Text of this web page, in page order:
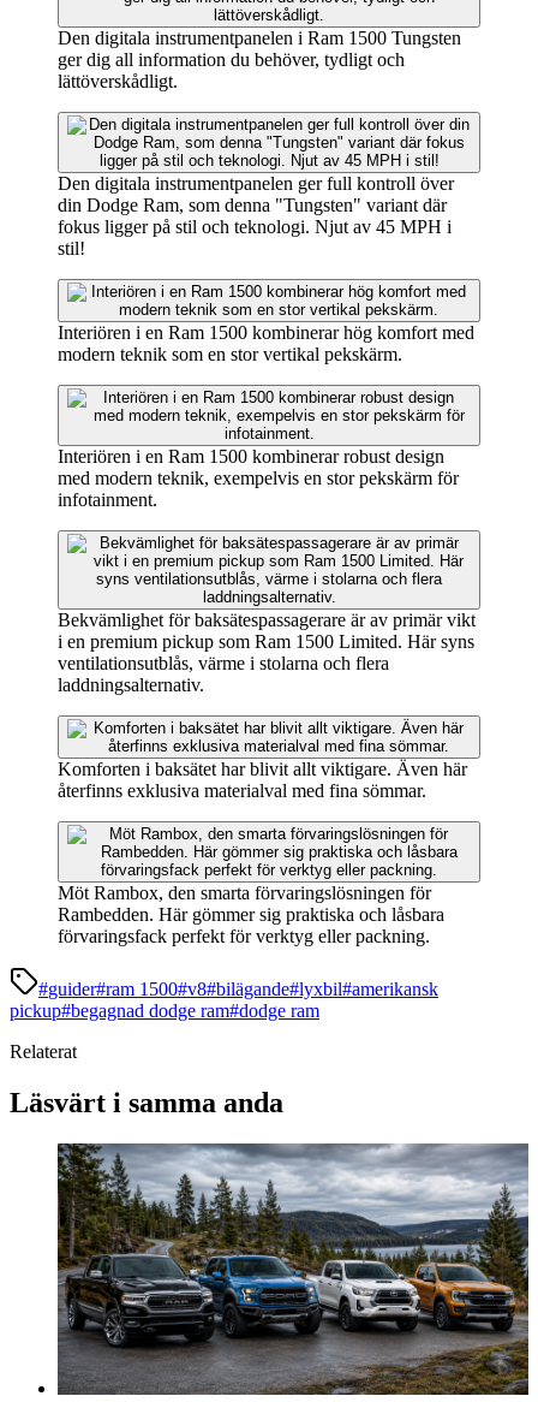
Den digitala instrumentpanelen i Ram 1500 Tungsten
ger dig all information du behöver, tydligt och
lättöverskådligt.
Den digitala instrumentpanelen ger full kontroll över
din Dodge Ram, som denna "Tungsten" variant där
fokus ligger på stil och teknologi. Njut av 45 MPH i
stil!
Interiören i en Ram 1500 kombinerar hög komfort med
modern teknik som en stor vertikal pekskärm.
Interiören i en Ram 1500 kombinerar robust design
med modern teknik, exempelvis en stor pekskärm för
infotainment.
Bekvämlighet för baksätespassagerare är av primär vikt
i en premium pickup som Ram 1500 Limited. Här syns
ventilationsutblås, värme i stolarna och flera
laddningsalternativ.
Komforten i baksätet har blivit allt viktigare. Även här
återfinns exklusiva materialval med fina sömmar.
Möt Rambox, den smarta förvaringslösningen för
Rambedden. Här gömmer sig praktiska och låsbara
förvaringsfack perfekt för verktyg eller packning.
#guider#ram 1500#v8#bilägande#lyxbil#amerikansk
pickup#begagnad dodge ram#dodge ram
Relaterat
Läsvärt i samma anda